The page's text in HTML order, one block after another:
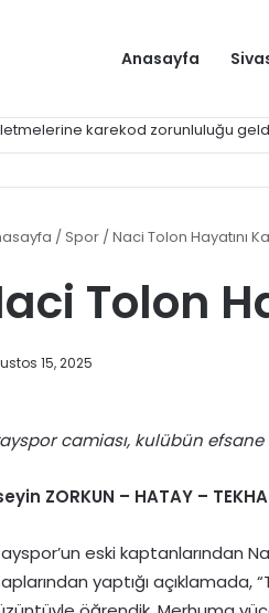
Anasayfa
karekod zorunluluğu
/Spor /Naci Tolon Hayatını
Tolon
15, 2025
camiası, kulübün efsane
ZORKUN – HATAY – TEKHA
eski kaptanlarından
yaptığı açıklamada,